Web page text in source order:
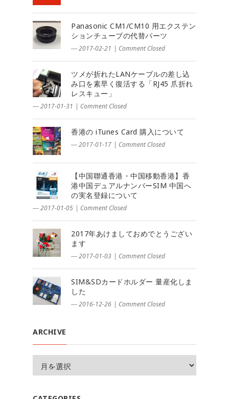
Panasonic CM1/CM10 用エクステン
ションチューブの代替パーツ
― 2017-02-21 | Comment Closed
ツメが折れたLANケーブルの差し込
み口を素早く復活する「RJ45 爪折れ
レスキュー」
― 2017-01-31 | Comment Closed
香港の iTunes Card 購入について
― 2017-01-17 | Comment Closed
【中国聯通香港・中国移動香港】香
港中国デュアルナンバーSIM 中国へ
の実名登録について
― 2017-01-05 | Comment Closed
2017年あけましておめでとうござい
ます
― 2017-01-03 | Comment Closed
SIM&SDカードホルダー 量産化しま
した
― 2016-12-26 | Comment Closed
ARCHIVE